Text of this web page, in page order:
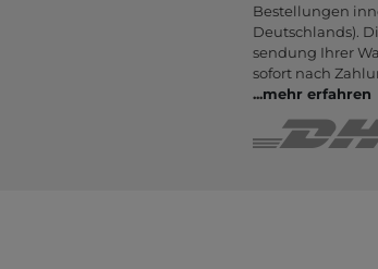
Bestel­lungen
Deutsch­lands).
sendung Ihrer
sofort nach
...mehr erfahren